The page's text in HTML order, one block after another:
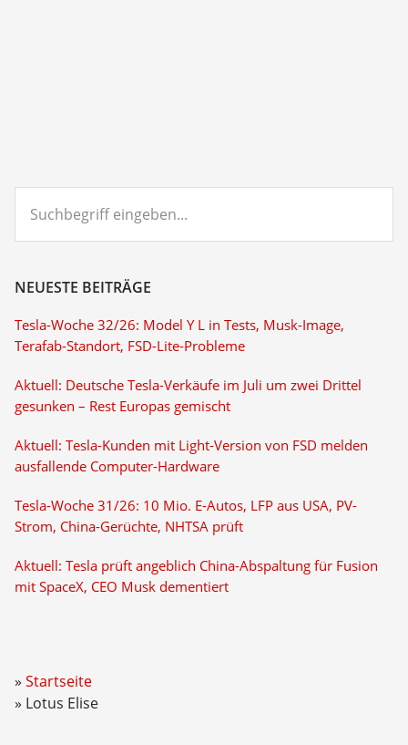
eingeben...
NEUESTE BEITRÄGE
Tesla-Woche 32/26: Model Y L in Tests, Musk-Image,
Terafab-Standort, FSD-Lite-Probleme
Aktuell: Deutsche Tesla-Verkäufe im Juli um zwei Drittel
gesunken – Rest Europas gemischt
Aktuell: Tesla-Kunden mit Light-Version von FSD melden
ausfallende Computer-Hardware
Tesla-Woche 31/26: 10 Mio. E-Autos, LFP aus USA, PV-
Strom, China-Gerüchte, NHTSA prüft
Aktuell: Tesla prüft angeblich China-Abspaltung für Fusion
mit SpaceX, CEO Musk dementiert
Startseite
Lotus Elise